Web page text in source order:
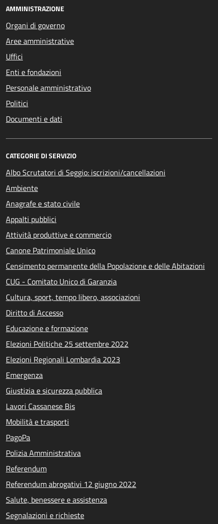
AMMINISTRAZIONE
Organi di governo
Aree amministrative
Uffici
Enti e fondazioni
Personale amministrativo
Politici
Documenti e dati
CATEGORIE DI SERVIZIO
Albo Scrutatori di Seggio: iscrizioni/cancellazioni
Ambiente
Anagrafe e stato civile
Appalti pubblici
Attività produttive e commercio
Canone Patrimoniale Unico
Censimento permanente della Popolazione e delle Abitazioni
CUG - Comitato Unico di Garanzia
Cultura, sport, tempo libero, associazioni
Diritto di Accesso
Educazione e formazione
Elezioni Politiche 25 settembre 2022
Elezioni Regionali Lombardia 2023
Emergenza
Giustizia e sicurezza pubblica
Lavori Cassanese Bis
Mobilità e trasporti
PagoPa
Polizia Amministrativa
Referendum
Referendum abrogativi 12 giugno 2022
Salute, benessere e assistenza
Segnalazioni e richieste